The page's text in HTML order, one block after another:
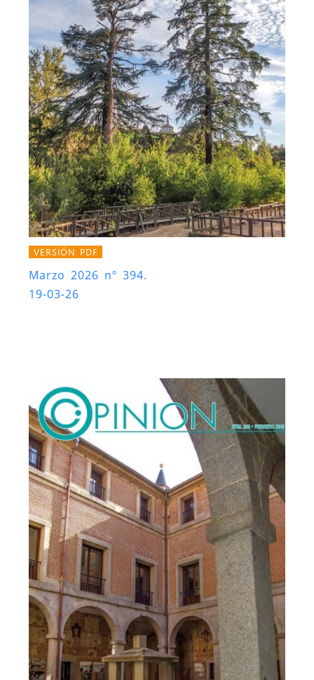
VERSIÓN PDF
Marzo 2026 nº 394.
19-03-26